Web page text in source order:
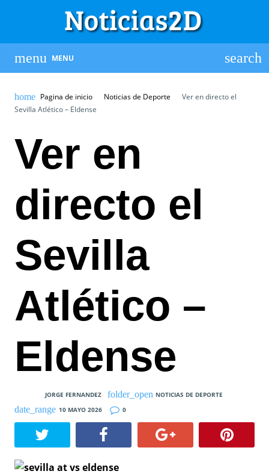
MENU
Pagina de inicio Noticias de Deporte
Ver en directo el
Sevilla Atlético – Eldense
Ver en
directo el
Sevilla
Atlético –
Eldense
JORGE FERNANDEZ
NOTICIAS DE DEPORTE
10 MAYO 2026
0